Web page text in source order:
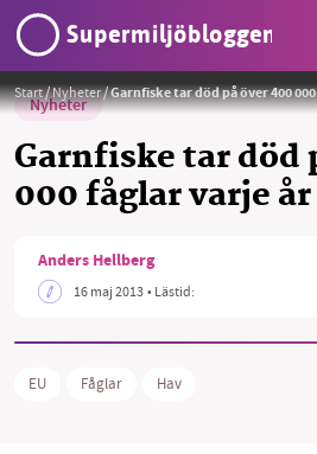
Supermiljöbloggen
HEM
OMRÅDEN
OM OSS
Start/Nyheter/Garnfiske tar död på över 400
Nyheter
Garnfiske tar död
000 fåglar varje år
Anders Hellberg
16 maj 2013• Lästid:
EU Fåglar Hav
SMB kämpar för en
miljödebatten
nyhetsbevakning och